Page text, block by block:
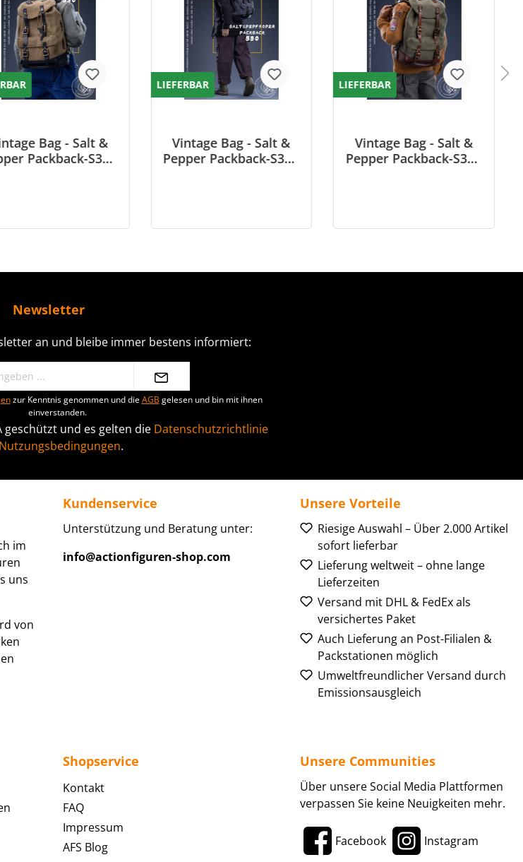
Bag - Salt &
Packback-S30 -
LIEFERBAR
Vintage Bag - Salt &
Pepper Packback-S30 -
LIEFERBAR
Vintage Bag - Salt &
Pepper Packback-S30 -
Newsletter
an und bleibe immer bestens informiert:
zur Kenntnis genommen und dieAGB gelesen und bin mit ihnen
einverstanden.
geschützt und es gelten die Datenschutzrichtlinie
Nutzungsbedingungen.
im
uns
von
Kundenservice
Unterstützung und Beratung unter:
info@actionfiguren-shop.com
Unsere Vorteile
Riesige Auswahl – Über 2.000 Artikel
sofort lieferbar
Lieferung weltweit – ohne lange
Lieferzeiten
Versand mit DHL & FedEx als
versichertes Paket
Auch Lieferung an Post-Filialen &
Packstationen möglich
Umweltfreundlicher Versand durch
Emissionsausgleich
Shopservice
Kontakt
FAQ
Impressum
AFS Blog
Unsere Communities
Über unsere Social Media Plattformen
verpassen Sie keine Neuigkeiten mehr.
Facebook Instagram